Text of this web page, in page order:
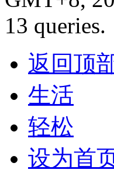
13 queries.
返回顶
生活
轻松
设为首